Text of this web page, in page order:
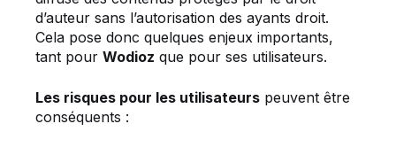
d’auteur sans l’autorisation des ayants droit.
Cela pose donc quelques enjeux importants,
tant pour Wodioz que pour ses utilisateurs.
Les risques pour les utilisateurs peuvent être
conséquents :